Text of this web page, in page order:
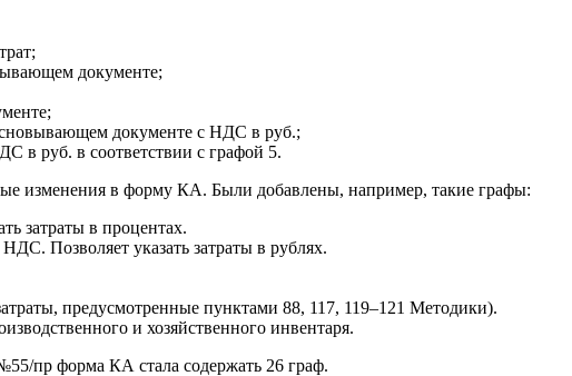
документе;
документе с НДС в руб.;
в руб. в соответствии с графой 5.
изменения в форму КА. Были добавлены, например, такие графы:
затраты в процентах.
Позволяет указать затраты в рублях.
предусмотренные пунктами 88, 117, 119–121 Методики).
и хозяйственного инвентаря.
пр форма КА стала содержать 26 граф.